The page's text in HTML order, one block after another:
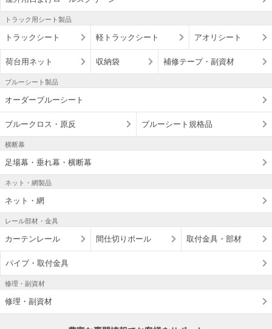
トラック用シート製品
トラックシート 軽トラックシート アオリシート
荷台用ネット 収納袋 補修テープ・副資材
ブルーシート製品
オーダーブルーシート
ブルークロス・原反 ブルーシート規格品
横断幕
足場幕・垂れ幕・横断幕
ネット・網製品
ネット・網
レール部材・金具
カーテンレール 間仕切りポール 取付金具・部材
パイプ・取付金具
修理・副資材
修理・副資材